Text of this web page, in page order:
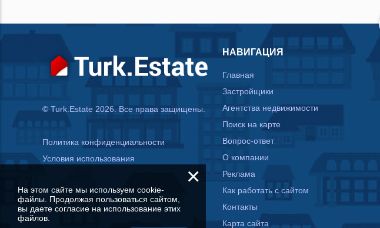
© Turk.Estate 2026. Все права защищены.
Политика конфиденциальности
Условия использования
НАВИГАЦИЯ
Главная
Застройщики
Агентства недвижимости
Поиск на карте
Вопрос-ответ
О компании
Реклама
Как работать с сайтом
Контакты
Карта сайта
×
На этом сайте мы используем cookie-
файлы. Продолжая пользоваться сайтом,
вы даете согласие на использование этих
файлов.